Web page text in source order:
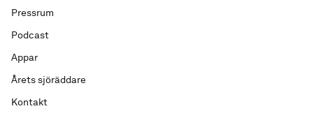
Pressrum
Podcast
Appar
Årets sjöräddare
Kontakt